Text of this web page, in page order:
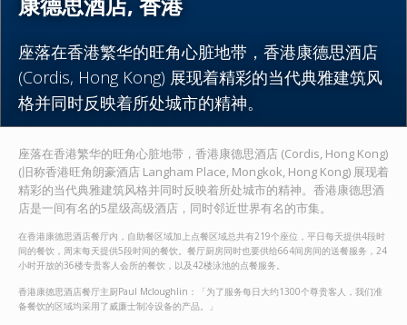
座落在香港繁华的旺角心脏地带，香港康德思酒店
(Cordis, Hong Kong) 展现着精彩的当代典雅建筑风
格并同时反映着所处城市的精神。
座落在香港繁华的旺角心脏地带，香港康德思酒店 (Cordis, Hong Kong)
(旧称香港旺角朗豪酒店 Langham Place, Mongkok, Hong Kong) 展现着
精彩的当代典雅建筑风格并同时反映着所处城市的精神。香港康德思酒
店是一间有名的5星级高级酒店，同时邻近世界有名的市集。
在香港康德思酒店餐厅内，自助餐区域加上点餐区域总共有219个座位，平日每天提供4段时
间的餐饮，周末每天提供5段时间的餐饮。餐厅厨房同时也要供给664间房间的送餐服务，24
小时开放的36楼专贵客人会所的餐饮，以及42楼泳池的点餐服务。
香港康德思酒店餐厅主厨Paul Mcloughlin：「为了服务每日大约1300个尊贵客人，我们准
备餐饮的区域均采用了威廉士制冷设备的产品。」